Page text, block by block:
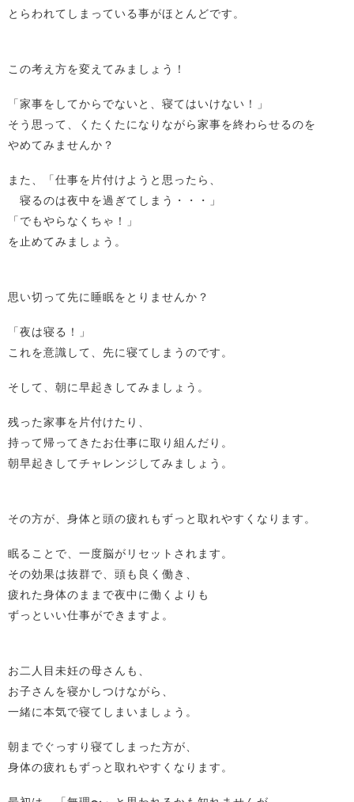
とらわれてしまっている事がほとんどです。
この考え方を変えてみましょう！
「家事をしてからでないと、寝てはいけない！」
そう思って、くたくたになりながら家事を終わらせるのを
やめてみませんか？
また、「仕事を片付けようと思ったら、
寝るのは夜中を過ぎてしまう・・・」
「でもやらなくちゃ！」
を止めてみましょう。
思い切って先に睡眠をとりませんか？
「夜は寝る！」
これを意識して、先に寝てしまうのです。
そして、朝に早起きしてみましょう。
残った家事を片付けたり、
持って帰ってきたお仕事に取り組んだり。
朝早起きしてチャレンジしてみましょう。
その方が、身体と頭の疲れもずっと取れやすくなります。
眠ることで、一度脳がリセットされます。
その効果は抜群で、頭も良く働き、
疲れた身体のままで夜中に働くよりも
ずっといい仕事ができますよ。
お二人目未妊の母さんも、
お子さんを寝かしつけながら、
一緒に本気で寝てしまいましょう。
朝までぐっすり寝てしまった方が、
身体の疲れもずっと取れやすくなります。